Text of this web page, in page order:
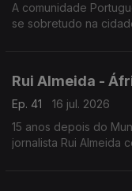
A comunidade
se sobretudo na
Rui Almeida -
Ep. 41
16 jul. 2026
15 anos depois do
jornalista Rui Almeida